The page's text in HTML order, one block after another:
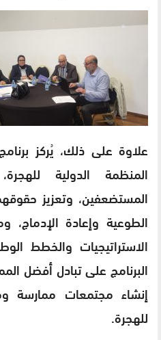
المنظمة الدولية
المستضعفين، وتعزيز
الطوعية وإعادة
الاستراتيجيات والخطط
البرنامج على تبادل أفضل
إنشاء مجتمعات ممارسة
للهجرة.